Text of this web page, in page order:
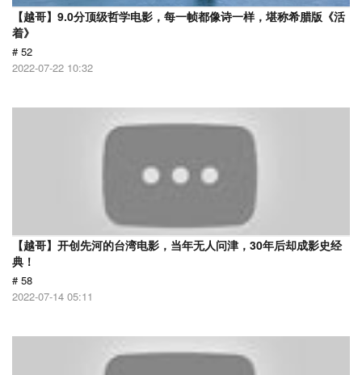
【越哥】9.0分顶级哲学电影，每一帧都像诗一样，堪称希腊版《活
着》
# 52
2022-07-22 10:32
【越哥】开创先河的台湾电影，当年无人问津，30年后却成影史经
典！
# 58
2022-07-14 05:11